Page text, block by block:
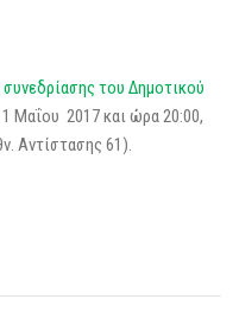
του Δημοτικού
Μαΐου 2017 και ώρα 20:00,
Αντίστασης 61).